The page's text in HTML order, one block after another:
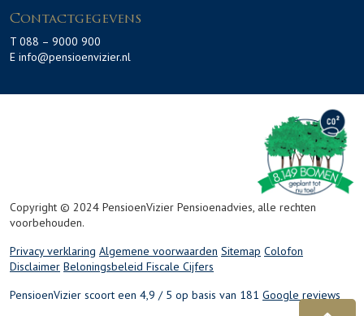
Contactgegevens
T 088 – 9000 900
E info@pensioenvizier.nl
Copyright © 2024 PensioenVizier Pensioenadvies, alle rechten
voorbehouden.
Privacy verklaring Algemene voorwaarden Sitemap Colofon
Disclaimer Beloningsbeleid Fiscale Cijfers
PensioenVizier scoort een 4,9 / 5 op basis van 181 Google reviews